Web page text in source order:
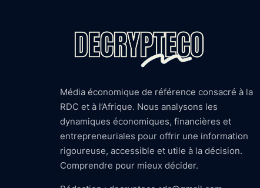
Média économique de référence consacré à la
RDC et à l’Afrique. Nous analysons les
dynamiques économiques, financières et
entrepreneuriales pour offrir une information
rigoureuse, accessible et utile à la décision.
Comprendre pour mieux décider.